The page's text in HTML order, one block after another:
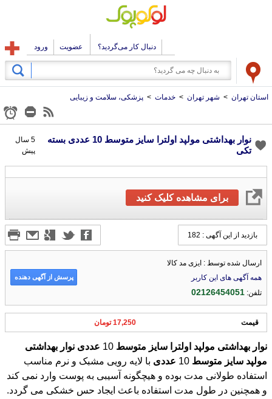
دنبال کار می‌گردید؟ عضویت ورود
استان تهران > شهر تهران > خدمات > پزشکی، سلامت و زیبایی
نوار بهداشتی مولپد اولترا سایز متوسط 10 عددی بسته
تکی
5 سال
پیش
برای مشاهده کلیک کنید
بازدید از این آگهی : 182
ارسال شده توسط : ایزی مد کالا
همه آگهی های این کاربر
تلفن:02126454051
پرسش از آگهی دهنده
قیمت 17,250 تومان
نوار بهداشتی مولپد اولترا سایز متوسط عددی نوار بهداشتی
مولپد سایز متوسط عددی با لایه رویی مشبک و نرم مناسب
استفاده طولانی مدت بوده و هیچگونه آسیبی به پوست وارد نمی کند
و همچنین در طول مدت استفاده باعث ایجاد حس خشکی می گردد.